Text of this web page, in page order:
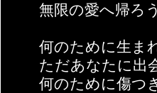
無限の愛へ帰ろう
何のために生ま
ただあなたに出
何のために傷つ